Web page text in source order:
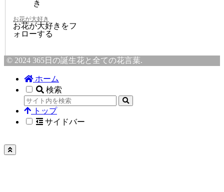
お花が大好き
お花が大好きをフ
ォローする
© 2024 365日の誕生花と全ての花言葉.
ホーム
検索
トップ
サイドバー